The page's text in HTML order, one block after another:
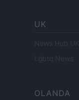
UK
News Hub UK
Lgbtq News
OLANDA